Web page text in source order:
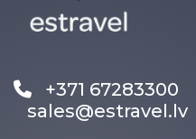
+371 67283300
sales@estravel.lv